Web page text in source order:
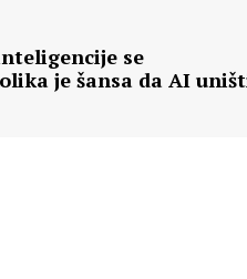
se
je šansa da AI